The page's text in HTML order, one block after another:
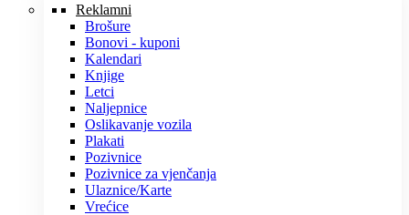
Reklamni
Brošure
Bonovi - kuponi
Kalendari
Knjige
Letci
Naljepnice
Oslikavanje vozila
Plakati
Pozivnice
Pozivnice za vjenčanja
Ulaznice/Karte
Vrećice